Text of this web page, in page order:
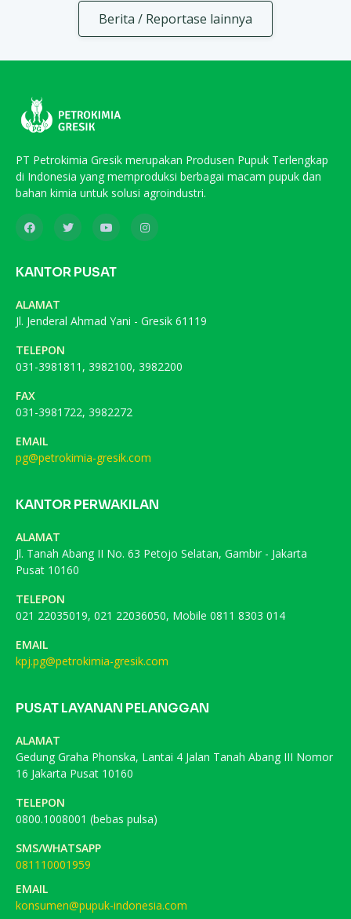
Berita / Reportase lainnya
PT Petrokimia Gresik merupakan Produsen Pupuk Terlengkap
di Indonesia yang memproduksi berbagai macam pupuk dan
bahan kimia untuk solusi agroindustri.
KANTOR PUSAT
ALAMAT
Jl. Jenderal Ahmad Yani - Gresik 61119
TELEPON
031-3981811, 3982100, 3982200
FAX
031-3981722, 3982272
EMAIL
pg@petrokimia-gresik.com
KANTOR PERWAKILAN
ALAMAT
Jl. Tanah Abang II No. 63 Petojo Selatan, Gambir - Jakarta
Pusat 10160
TELEPON
021 22035019, 021 22036050, Mobile 0811 8303 014
EMAIL
kpj.pg@petrokimia-gresik.com
PUSAT LAYANAN PELANGGAN
ALAMAT
Gedung Graha Phonska, Lantai 4 Jalan Tanah Abang III Nomor
16 Jakarta Pusat 10160
TELEPON
0800.1008001 (bebas pulsa)
SMS/WHATSAPP
081110001959
EMAIL
konsumen@pupuk-indonesia.com